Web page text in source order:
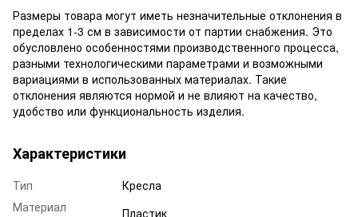
Размеры товара могут иметь незначительные отклонения в
пределах 1-3 см в зависимости от партии снабжения. Это
обусловлено особенностями производственного процесса,
разными технологическими параметрами и возможными
вариациями в использованных материалах. Такие
отклонения являются нормой и не влияют на качество,
удобство или функциональность изделия.
Характеристики
Тип
Кресла
Материал
Пластик